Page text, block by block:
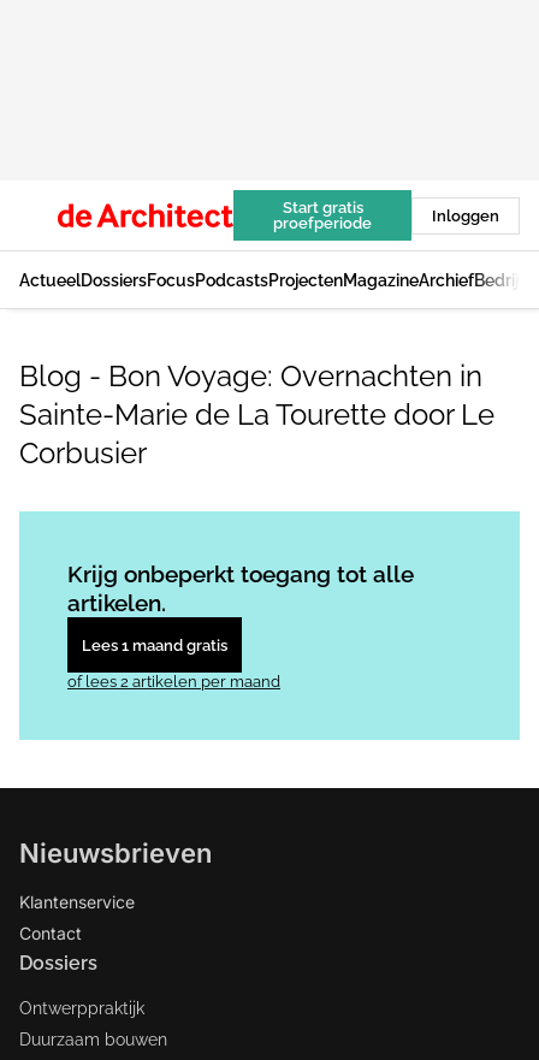
Start gratis
proefperiode
Inloggen
ActueelDossiersFocusPodcastsProjectenMagazineArchief
Blog - Bon Voyage: Overnachten in
Sainte-Marie de La Tourette door Le
Corbusier
Krijg onbeperkt toegang tot alle
artikelen.
Lees 1 maand gratis
of lees 2 artikelen per maand
Nieuwsbrieven
Klantenservice
Contact
Dossiers
Ontwerppraktijk
Duurzaam bouwen